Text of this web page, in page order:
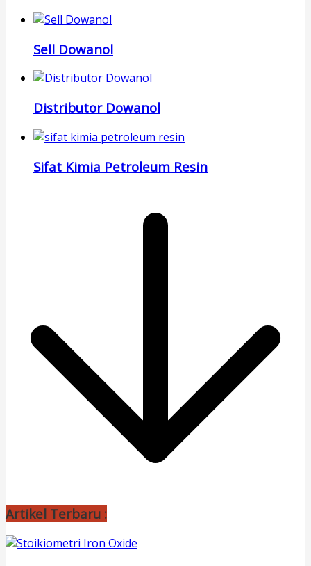
Sell Dowanol
Distributor Dowanol
Sifat Kimia Petroleum Resin
Artikel Terbaru :